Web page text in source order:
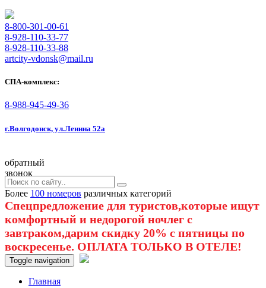
8-800-301-00-61
8-928-110-33-77
8-928-110-33-88
artcity-vdonsk@mail.ru
СПА-комплекс:
8-988-945-49-36
г.Волгодонск, ул.Ленина 52а
обратный
звонок
Более 100 номеров различных категорий
Спецпредложение для туристов,которые ищут
комфортный и недорогой ночлег с
завтраком,дарим скидку 20% с пятницы по
воскресенье. ОПЛАТА ТОЛЬКО В ОТЕЛЕ!
Toggle navigation
Главная